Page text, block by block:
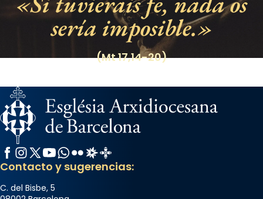
sería imposible.
(Mt 17,14-20)
Facebook
Instagram
X / Twitter
YouTube
WhatsApp
FlickrRadio Estel
Catalunya Cristiana
Contacto y sugerencias:
C. del Bisbe, 5